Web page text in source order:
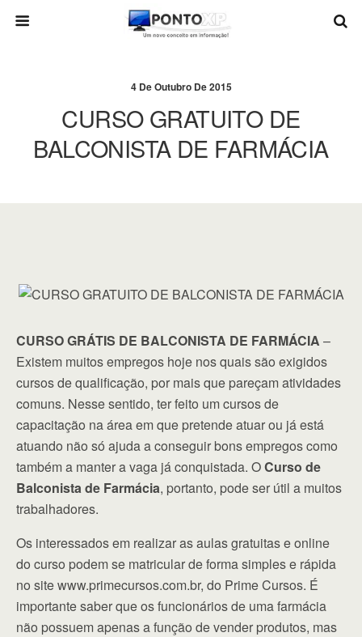
4 De Outubro De 2015
CURSO GRATUITO DE
BALCONISTA DE FARMÁCIA
CURSO GRÁTIS DE BALCONISTA DE FARMÁCIA –
Existem muitos empregos hoje nos quais são exigidos
cursos de qualificação, por mais que pareçam atividades
comuns. Nesse sentido, ter feito um cursos de
capacitação na área em que pretende atuar ou já está
atuando não só ajuda a conseguir bons empregos como
também a manter a vaga já conquistada. OCurso de
Balconista de Farmácia, portanto, pode ser útil a muitos
trabalhadores.
Os interessados em realizar as aulas gratuitas e online
do curso podem se matricular de forma simples e rápida
no site www.primecursos.com.br, do Prime Cursos. É
importante saber que os funcionários de uma farmácia
não possuem apenas a função de vender produtos, mas